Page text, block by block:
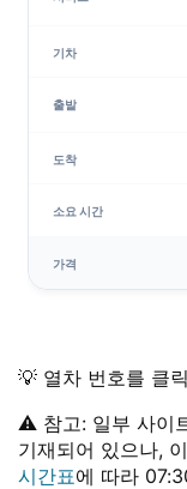
💡 열차 번호를 클
⚠️ 참고: 일부 사이
기재되어 있으나,
시간표에 따라